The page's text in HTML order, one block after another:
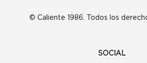
© Caliente 1986. Todos los
SOCIAL